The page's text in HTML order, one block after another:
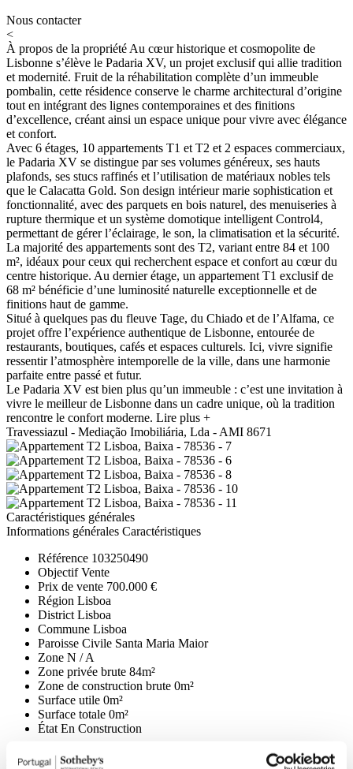
Nous contacter
<
À propos de la propriété Au cœur historique et cosmopolite de
Lisbonne s’élève le Padaria XV, un projet exclusif qui allie tradition
et modernité. Fruit de la réhabilitation complète d’un immeuble
pombalin, cette résidence conserve le charme architectural d’origine
tout en intégrant des lignes contemporaines et des finitions
d’excellence, créant ainsi un espace unique pour vivre avec élégance
et confort.
Avec 6 étages, 10 appartements T1 et T2 et 2 espaces commerciaux,
le Padaria XV se distingue par ses volumes généreux, ses hauts
plafonds, ses stucs raffinés et l’utilisation de matériaux nobles tels
que le Calacatta Gold. Son design intérieur marie sophistication et
fonctionnalité, avec des parquets en bois naturel, des menuiseries à
rupture thermique et un système domotique intelligent Control4,
permettant de gérer l’éclairage, le son, la climatisation et la sécurité.
La majorité des appartements sont des T2, variant entre 84 et 100
m², idéaux pour ceux qui recherchent espace et confort au cœur du
centre historique. Au dernier étage, un appartement T1 exclusif de
68 m² bénéficie d’une luminosité naturelle exceptionnelle et de
finitions haut de gamme.
Situé à quelques pas du fleuve Tage, du Chiado et de l’Alfama, ce
projet offre l’expérience authentique de Lisbonne, entourée de
restaurants, boutiques, cafés et espaces culturels. Ici, vivre signifie
ressentir l’atmosphère intemporelle de la ville, dans une harmonie
parfaite entre passé et futur.
Le Padaria XV est bien plus qu’un immeuble : c’est une invitation à
vivre le meilleur de Lisbonne dans un cadre unique, où la tradition
rencontre le confort moderne. Lire plus +
Travessiazul - Mediação Imobiliária, Lda - AMI 8671
Caractéristiques générales
Informations générales Caractéristiques
Référence 103250490
Objectif Vente
Prix de vente 700.000 €
Région Lisboa
District Lisboa
Commune Lisboa
Paroisse Civile Santa Maria Maior
Zone N / A
Zone privée brute 84m²
Zone de construction brute 0m²
Surface utile 0m²
Surface totale 0m²
État En Construction
général
Double vitrage, Laqué, Stores (Électriques);